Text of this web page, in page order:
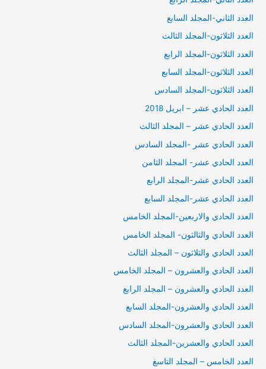
العدد الثاني-المجلد السابع
العدد الثلاثون-المجلد الثالث
العدد الثلاثون-المجلد الرابع
العدد الثلاثون-المجلد السابع
العدد الثلاثون-المجلد السادس
العدد الحادي عشر – ابريل 2018
العدد الحادي عشر – المجلد الثالث
العدد الحادي عشر -المجلد السادس
العدد الحادي عشر- المجلد الثامن
العدد الحادي عشر-المجلد الرابع
العدد الحادي عشر-المجلد السابع
العدد الحادي والاربعين-المجلد الخامس
العدد الحادي والثالثون- المجلد الخامس
العدد الحادي والثلاثون – المجلد الثالث
العدد الحادي والعشرون – المجلد الخامس
العدد الحادي والعشرون – المجلد الرابع
العدد الحادي والعشرون-المجلد السابع
العدد الحادي والعشرون-المجلد السادس
العدد الحادي والعشرين-المجلد الثالث
العدد الخامس – المجلد التاسغ